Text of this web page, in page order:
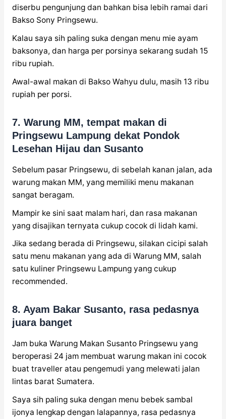
diserbu pengunjung dan bahkan bisa lebih ramai dari
Bakso Sony Pringsewu.
Kalau saya sih paling suka dengan menu mie ayam
baksonya, dan harga per porsinya sekarang sudah 15
ribu rupiah.
Awal-awal makan di Bakso Wahyu dulu, masih 13 ribu
rupiah per porsi.
7. Warung MM, tempat makan di
Pringsewu Lampung dekat Pondok
Lesehan Hijau dan Susanto
Sebelum pasar Pringsewu, di sebelah kanan jalan, ada
warung makan MM, yang memiliki menu makanan
sangat beragam.
Mampir ke sini saat malam hari, dan rasa makanan
yang disajikan ternyata cukup cocok di lidah kami.
Jika sedang berada di Pringsewu, silakan cicipi salah
satu menu makanan yang ada di Warung MM, salah
satu kuliner Pringsewu Lampung yang cukup
recommended.
8. Ayam Bakar Susanto, rasa pedasnya
juara banget
Jam buka Warung Makan Susanto Pringsewu yang
beroperasi 24 jam membuat warung makan ini cocok
buat traveller atau pengemudi yang melewati jalan
lintas barat Sumatera.
Saya sih paling suka dengan menu bebek sambal
ijonya lengkap dengan lalapannya, rasa pedasnya